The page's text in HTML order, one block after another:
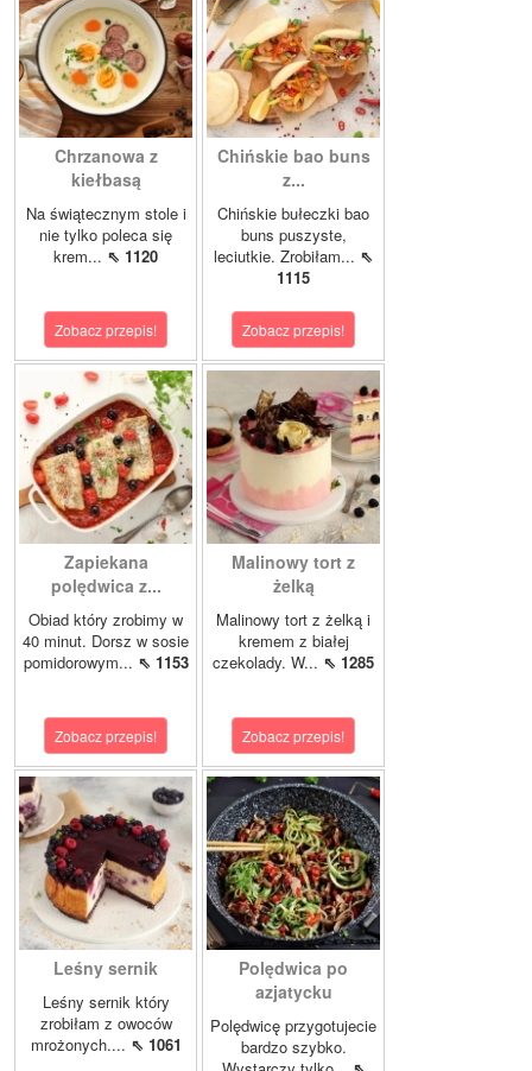
Chrzanowa z
kiełbasą
Na świątecznym stole i
nie tylko poleca się
krem... ⇖ 1120
Zobacz przepis!
Chińskie bao buns
z...
Chińskie bułeczki bao
buns puszyste,
leciutkie. Zrobiłam... ⇖
1115
Zobacz przepis!
Zapiekana
polędwica z...
Obiad który zrobimy w
40 minut. Dorsz w sosie
pomidorowym... ⇖ 1153
Zobacz przepis!
Malinowy tort z
żelką
Malinowy tort z żelką i
kremem z białej
czekolady. W... ⇖ 1285
Zobacz przepis!
Leśny sernik
Leśny sernik który
zrobiłam z owoców
mrożonych.... ⇖ 1061
Polędwica po
azjatycku
Polędwicę przygotujecie
bardzo szybko.